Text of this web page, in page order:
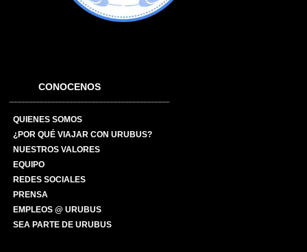
CONOCENOS
QUIENES SOMOS
¿POR QUÉ VIAJAR CON URUBUS?
NUESTROS VALORES
EQUIPO
REDES SOCIALES
PRENSA
EMPLEOS @ URUBUS
SEA PARTE DE URUBUS